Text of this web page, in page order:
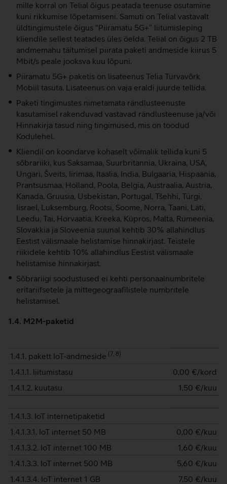
mille korral on Telial õigus peatada teenuse osutamine
kuni rikkumise lõpetamiseni. Samuti on Telial vastavalt
üldtingimustele õigus “Piiramatu 5G+” liitumisleping
kliendile sellest teatades üles öelda. Telial on õigus 2 TB
andmemahu täitumisel piirata paketi andmeside kiirus 5
Mbit/s peale jooksva kuu lõpuni.
Piiramatu 5G+ paketis on lisateenus Telia Turvavõrk
Mobiil tasuta. Lisateenus on vaja eraldi juurde tellida.
Paketi tingimustes nimetamata rändlusteenuste
kasutamisel rakenduvad vastavad rändlusteenuse ja/või
Hinnakirja tasud ning tingimused, mis on toodud
Kodulehel.
Kliendil on koondarve kohaselt võimalik tellida kuni 5
sõbrariiki, kus Saksamaa, Suurbritannia, Ukraina, USA,
Ungari, Šveits, Iirimaa, Itaalia, India, Bulgaaria, Hispaania,
Prantsusmaa, Holland, Poola, Belgia, Austraalia, Austria,
Kanada, Gruusia, Usbekistan, Portugal, Tšehhi, Türgi,
Iisrael, Luksemburg, Rootsi, Soome, Norra, Taani, Läti,
Leedu, Tai, Horvaatia, Kreeka, Küpros, Malta, Rumeenia,
Slovakkia ja Sloveenia suunal kehtib 30% allahindlus
Eestist välismaale helistamise hinnakirjast. Teistele
riikidele kehtib 10% allahindlus Eestist välismaale
helistamise hinnakirjast.
Sõbrariigi soodustused ei kehti personaalnumbritele
eritariifsetele ja mittegeograafilistele numbritele
helistamisel.
1.4. M2M-paketid
1.4.1. pakett IoT-andmeside (7, 8)
1.4.1.1. liitumistasu 0,00 €/kord
1.4.1.2. kuutasu
1,50 €/kuu
1.4.1.3. IoT internetipaketid
1.4.1.3.1. IoT internet 50 MB
0,00 €/kuu
1.4.1.3.2. IoT internet 100 MB
1,60 €/kuu
1.4.1.3.3. IoT internet 500 MB
5,60 €/kuu
1.4.1.3.4. IoT internet 1 GB
7,50 €/kuu